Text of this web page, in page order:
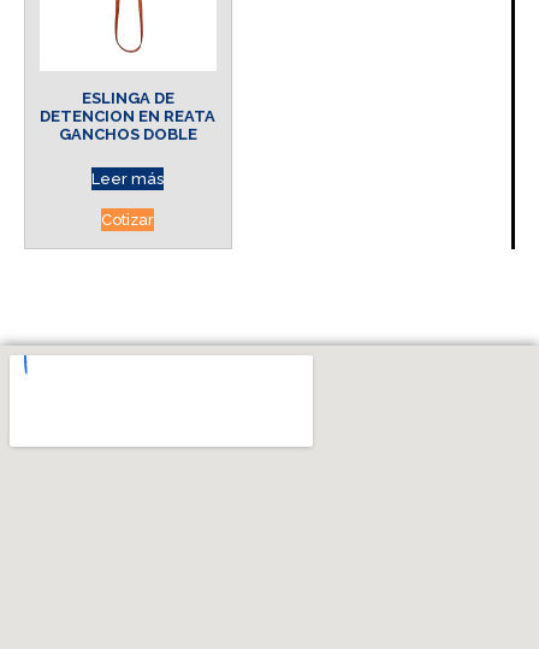
ESLINGA DE
DETENCION EN REATA
GANCHOS DOBLE
Leer más
Cotizar